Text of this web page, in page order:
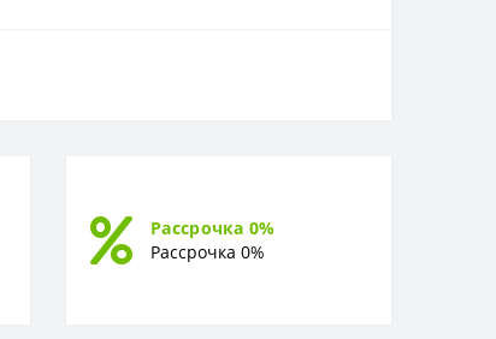
Рассрочка 0%
Рассрочка 0%